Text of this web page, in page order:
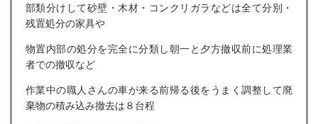
部類分けして砂壁・木材・コンクリガラなどは全て分別・
残置処分の家具や
物置内部の処分を完全に分類し朝一と夕方撤収前に処理業
者での撤収など
作業中の職人さんの車が来る前帰る後をうまく調整して廃
棄物の積み込み撤去は８台程